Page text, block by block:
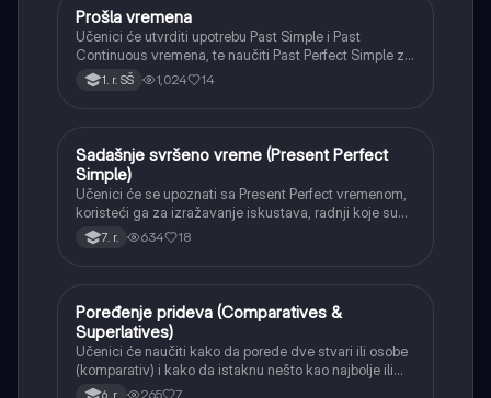
Engleski
Prošla vremena
Učenici će utvrditi upotrebu Past Simple i Past
Continuous vremena, te naučiti Past Perfect Simple za
izražavanje radnji koje su se desile pre neke druge
radnje u prošlosti.
1. r. SŠ 1,024 14
Engleski
Sadašnje svršeno vreme (Present Perfect
Simple)
Učenici će se upoznati sa Present Perfect vremenom,
koristeći ga za izražavanje iskustava, radnji koje su
počele u prošlosti i traju do sada, ili radnji čiji je
rezultat vidljiv sada.
7. r. 634 18
Engleski
Poređenje prideva (Comparatives &
Superlatives)
Učenici će naučiti kako da porede dve stvari ili osobe
(komparativ) i kako da istaknu nešto kao najbolje ili
najveće (superlativ) koristeći kratke prideve.
6. r. 265 7